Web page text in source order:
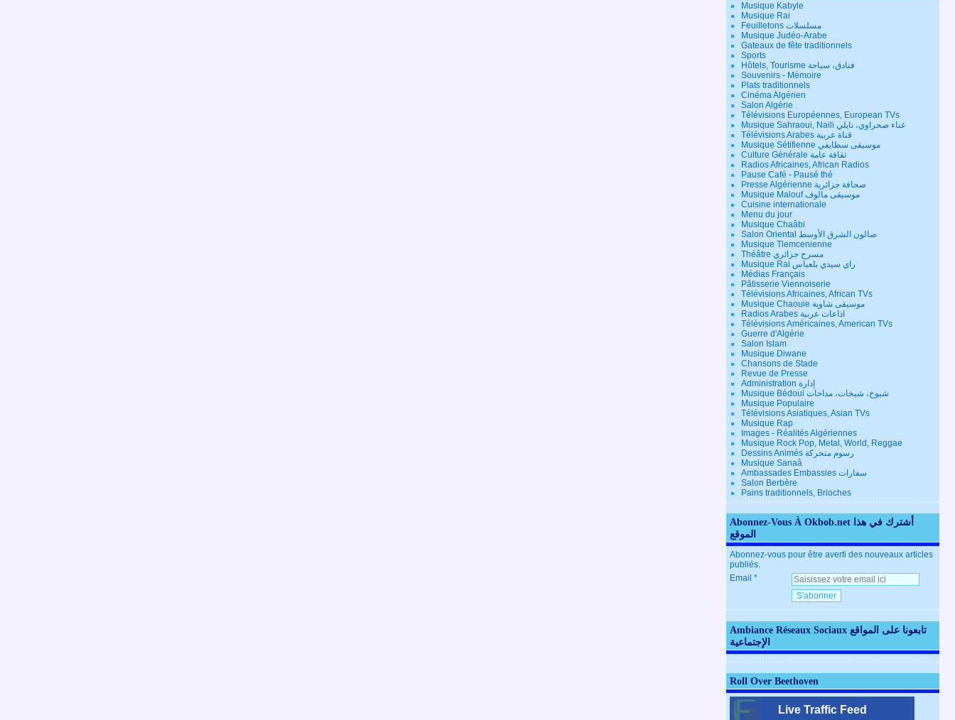
Musique Kabyle
Musique Rai
Feuilletons مسلسلات
Musique Judéo-Arabe
Gateaux de fête traditionnels
Sports
Hôtels, Tourisme فنادق، سياحة
Souvenirs - Mémoire
Plats traditionnels
Cinéma Algérien
Salon Algérie
Télévisions Européennes, European TVs
Musique Sahraoui, Naili غناء صحراوي، نايلي
Télévisions Arabes قناة عربية
Musique Sétifienne موسيقى سطايفي
Culture Générale ثقافة عامة
Radios Africaines, African Radios
Pause Café - Pausé thé
Presse Algérienne صحافة جزائرية
Musique Malouf موسيقى مالوف
Cuisine internationale
Menu du jour
Musique Chaâbi
Salon Oriental صالون الشرق الأوسط
Musique Tlemcenienne
Théâtre مسرح جزائري
Musique Rai راي سيدي بلعباس
Médias Français
Pâtisserie Viennoiserie
Télévisions Africaines, African TVs
Musique Chaouie موسيقى شاوية
Radios Arabes اذاعات عربية
Télévisions Américaines, American TVs
Guerre d'Algérie
Salon Islam
Musique Diwane
Chansons de Stade
Revue de Presse
Administration إدارة
Musique Bédoui شيوخ، شيخات، مداحات
Musique Populaire
Télévisions Asiatiques, Asian TVs
Musique Rap
Images - Réalités Algériennes
Musique Rock Pop, Metal, World, Reggae
Dessins Animés رسوم متحركة
Musique Sanaâ
Ambassades Embassies سفارات
Salon Berbère
Pains traditionnels, Brioches
Abonnez-Vous À Okbob.net أشترك في هذا
الموقع
Abonnez-vous pour être averti des nouveaux articles
publiés.
Email
Ambiance Réseaux Sociaux تابعونا على المواقع
الإجتماعية
Roll Over Beethoven
Live Traffic Feed